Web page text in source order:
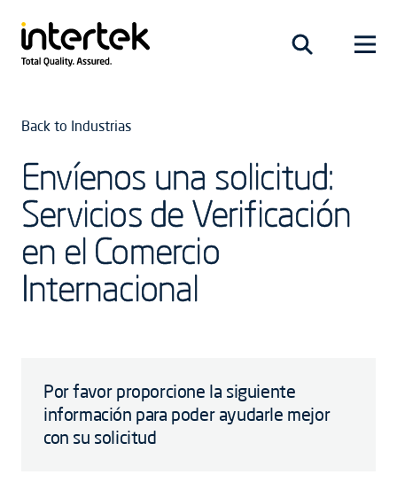
Back to Industrias
Envíenos una solicitud:
Servicios de Verificación
en el Comercio
Internacional
Por favor proporcione la siguiente
información para poder ayudarle mejor
con su solicitud